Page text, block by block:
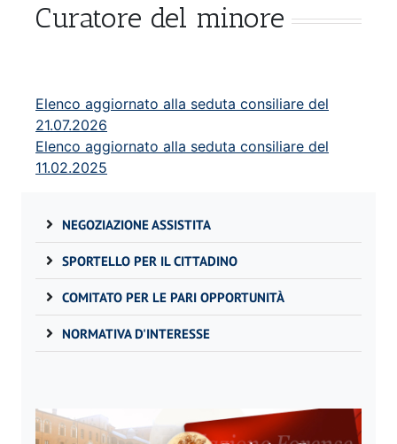
Curatore del minore
Elenco aggiornato alla seduta consiliare del
21.07.2026
Elenco aggiornato alla seduta consiliare del
11.02.2025
NEGOZIAZIONE ASSISTITA
SPORTELLO PER IL CITTADINO
COMITATO PER LE PARI OPPORTUNITÀ
NORMATIVA D'INTERESSE